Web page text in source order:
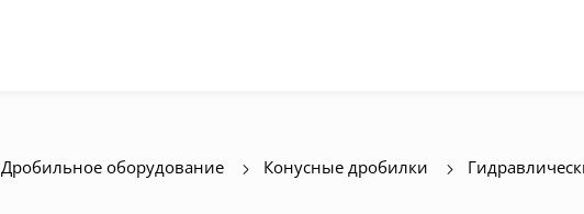
Дробильное оборудование Конусные дробилки